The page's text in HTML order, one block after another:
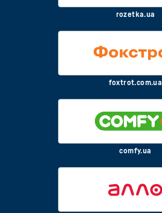
rozetka.ua
foxtrot.com.ua
comfy.ua